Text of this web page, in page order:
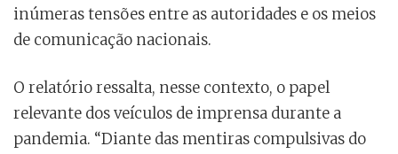
inúmeras tensões entre as autoridades e os meios
de comunicação nacionais.
O relatório ressalta, nesse contexto, o papel
relevante dos veículos de imprensa durante a
pandemia. “Diante das mentiras compulsivas do